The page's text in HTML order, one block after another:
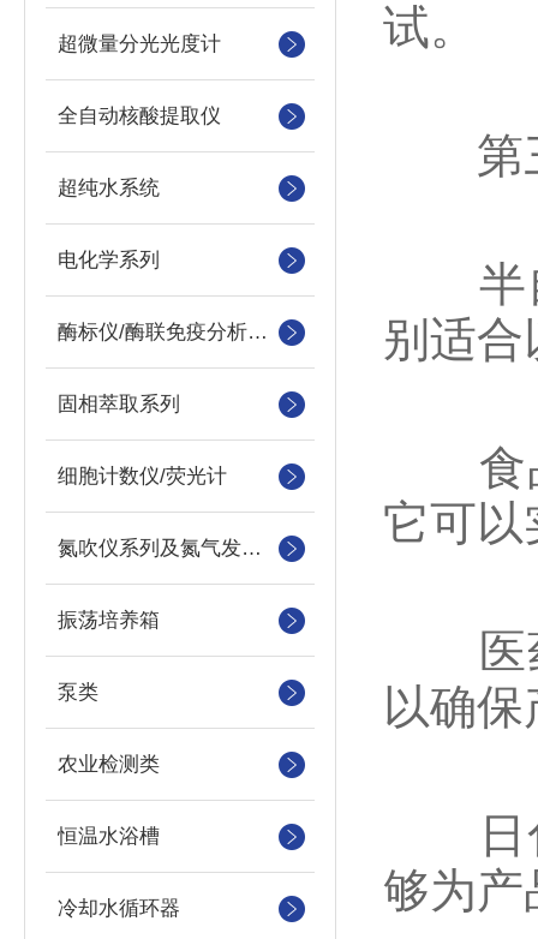
超微量分光光度计
全自动核酸提取仪
超纯水系统
电化学系列
酶标仪/酶联免疫分析仪及洗板机
固相萃取系列
细胞计数仪/荧光计
氮吹仪系列及氮气发生器
振荡培养箱
泵类
农业检测类
恒温水浴槽
冷却水循环器
试。
第三
半自
别适合
食品
它可以
医药
以确
日化
够为产